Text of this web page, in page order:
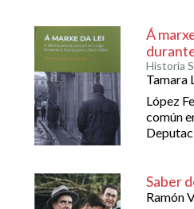
Á
Historia
Tamara
López
común
Saber
Ramón